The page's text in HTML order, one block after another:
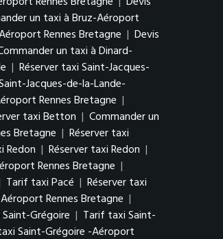
un taxi à Bruz-Aéroport
Rennes Bretagne | Devis
un taxi à Dinard-
| Réserver taxi Saint-Jacques-
Jacques-de-la-Lande-
Rennes Bretagne |
taxi Betton | Commander un
Bretagne | Réserver taxi
Redon | Réserver taxi Redon |
Rennes Bretagne |
Tarif taxi Pacé | Réserver taxi
Rennes Bretagne |
Grégoire | Tarif taxi Saint-
Saint-Grégoire -Aéroport